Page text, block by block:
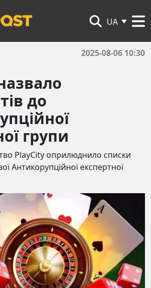
UA
2025-08-06 10:30
до
групи
PlayCity оприлюднило списки
Антикорупційної експертної